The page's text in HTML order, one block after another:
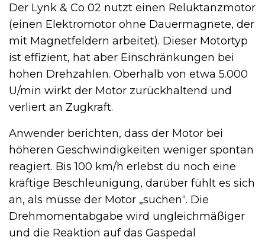
Der Lynk & Co 02 nutzt einen Reluktanzmotor
(einen Elektromotor ohne Dauermagnete, der
mit Magnetfeldern arbeitet). Dieser Motortyp
ist effizient, hat aber Einschränkungen bei
hohen Drehzahlen. Oberhalb von etwa 5.000
U/min wirkt der Motor zurückhaltend und
verliert an Zugkraft.
Anwender berichten, dass der Motor bei
höheren Geschwindigkeiten weniger spontan
reagiert. Bis 100 km/h erlebst du noch eine
kräftige Beschleunigung, darüber fühlt es sich
an, als müsse der Motor „suchen“. Die
Drehmomentabgabe wird ungleichmäßiger
und die Reaktion auf das Gaspedal